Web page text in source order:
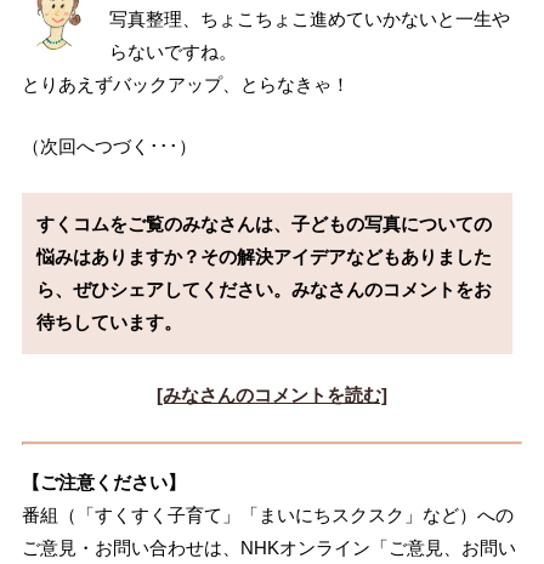
写真整理、ちょこちょこ進めていかないと一生や
らないですね。
とりあえずバックアップ、とらなきゃ！
（次回へつづく･･･）
すくコムをご覧のみなさんは、子どもの写真についての
悩みはありますか？その解決アイデアなどもありました
ら、ぜひシェアしてください。みなさんのコメントをお
待ちしています。
[みなさんのコメントを読む]
【ご注意ください】
番組（「すくすく子育て」「まいにちスクスク」など）への
ご意見・お問い合わせは、NHKオンライン「ご意見、お問い